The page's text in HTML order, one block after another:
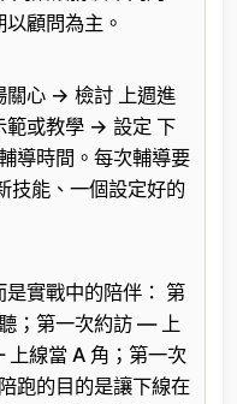
顧問為主。
關心 → 檢討 上週進
或教學 → 設定 下
導時間。每次輔導要
技能、一個設定好的
實戰中的陪伴： 第
；第一次約訪 — 上
線當 A 角；第一次
跑的目的是讓下線在